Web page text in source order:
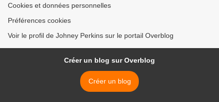
Cookies et données personnelles
Préférences cookies
Voir le profil de Johney Perkins sur le portail Overblog
Créer un blog sur Overblog
Créer un blog